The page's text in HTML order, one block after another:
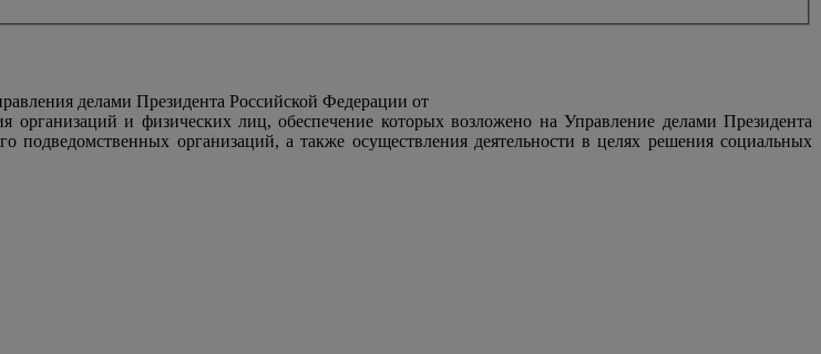
делами Президента Российской Федерации от
организаций и физических лиц, обеспечение которых возложено на Управление делами Президента
организаций, а также осуществления деятельности в целях решения социальных